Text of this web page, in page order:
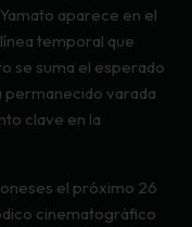
aparece en el
temporal que
se suma el esperado
permanecido varada
clave en la
el próximo 26
cinematográfico